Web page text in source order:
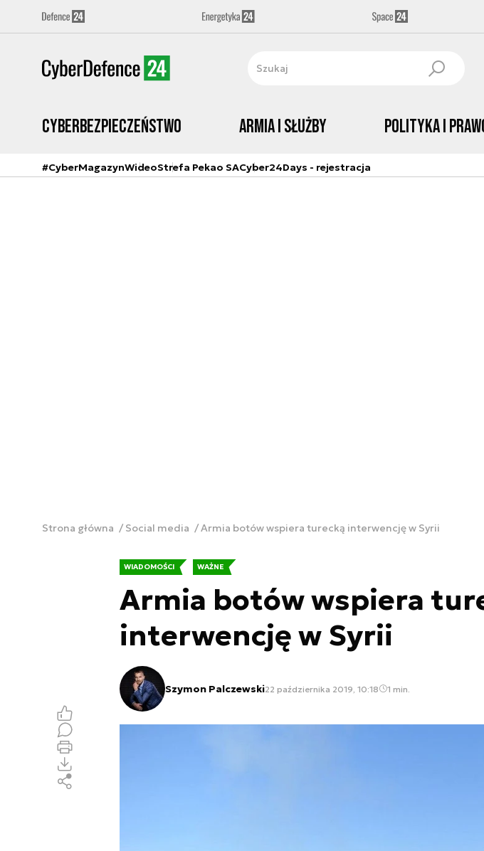
Cyberbezpieczeństwo Armia i Służby Polityka i
#CyberMagazynWideoStrefa Pekao SACyber24Days - rejestracja
Strona główna Social media Armia botów wspiera turecką interwencję w Syrii
WIADOMOŚCI WAŻNE
Armia botów wspiera
interwencję w Syrii
Szymon Palczewski22 października 2019, 10:18 1 min.